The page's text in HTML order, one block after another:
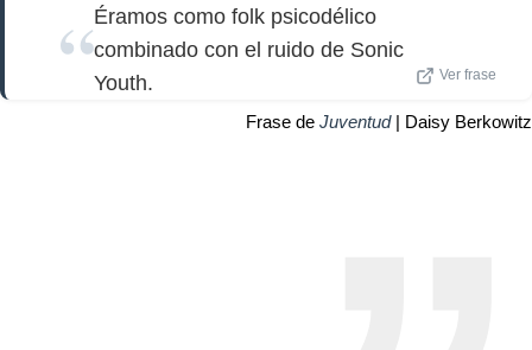
Éramos como folk psicodélico
combinado con el ruido de Sonic
Youth.
Ver frase
Frase de Juventud| Daisy Berkowitz